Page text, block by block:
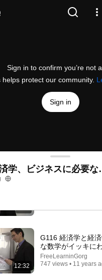
Sign in to confirm you’re not
helps protect our community.
Sign in
Economics and
学、ビジネスに必要
G112 Master
You Need for
G113 Master
Business Math in
FreeLearninGorg
806 views • 11 years
7:48
723 views • 11 years
5:29
12:32
G116 経済学と経
な数学がイッキに
FreeLearninGorg
747 views • 11 years